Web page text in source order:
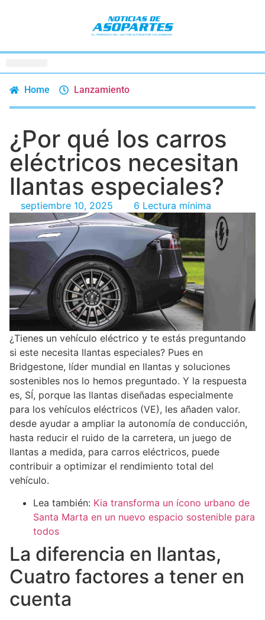
Home Lanzamiento
¿Por qué los carros
eléctricos necesitan
llantas especiales?
septiembre 10, 2025 6 Lectura mínima
¿Tienes un vehículo eléctrico y te estás preguntando
si este necesita llantas especiales? Pues en
Bridgestone, líder mundial en llantas y soluciones
sostenibles nos lo hemos preguntado. Y la respuesta
es, SÍ, porque las llantas diseñadas especialmente
para los vehículos eléctricos (VE), les añaden valor.
desde ayudar a ampliar la autonomía de conducción,
hasta reducir el ruido de la carretera, un juego de
llantas a medida, para carros eléctricos, puede
contribuir a optimizar el rendimiento total del
vehículo.
Lea también: Kia transforma un ícono urbano de
Santa Marta en un nuevo espacio sostenible para
todos
La diferencia en llantas,
Cuatro factores a tener en
cuenta